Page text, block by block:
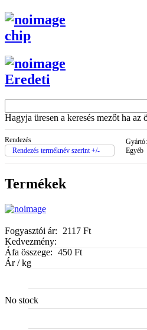
chip
Eredeti
Hagyja üresen a keresés mezőt ha az
Rendezés
Rendezés terméknév szerint +/-
Gyártó:
Egyéb
Termékek
Fogyasztói ár:
2117 Ft
Kedvezmény:
Áfa összege: 450 Ft
Ár / kg
No stock